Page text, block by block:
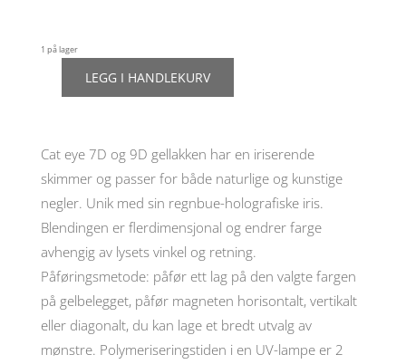
1 på lager
nr
901,
6ml
antall
LEGG I HANDLEKURV
Cat eye 7D og 9D gellakken har en iriserende
skimmer og passer for både naturlige og kunstige
negler. Unik med sin regnbue-holografiske iris.
Blendingen er flerdimensjonal og endrer farge
avhengig av lysets vinkel og retning.
Påføringsmetode: påfør ett lag på den valgte fargen
på gelbelegget, påfør magneten horisontalt, vertikalt
eller diagonalt, du kan lage et bredt utvalg av
mønstre. Polymeriseringstiden i en UV-lampe er 2